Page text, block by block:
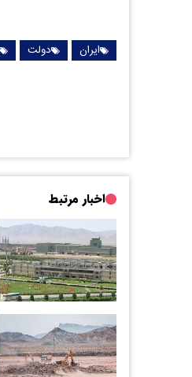
ایران دولت
اخبار مرتبط